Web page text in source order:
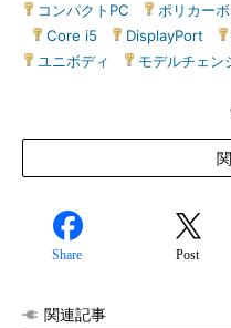
コンパクトPC
ポリカー
Core i5 DisplayPort
ユニボディ
モデルチェン
Share Post
関連記事